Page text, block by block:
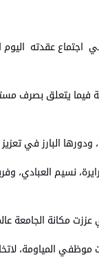
في اجتماع عقدته
فيما يتعلق بصرف
البارز في
نسيم
مكانة الجامعة
المياومة،